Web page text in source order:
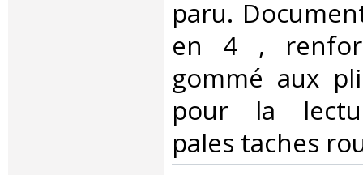
paru.
en 4 ,
gommé aux
pour la
pales taches